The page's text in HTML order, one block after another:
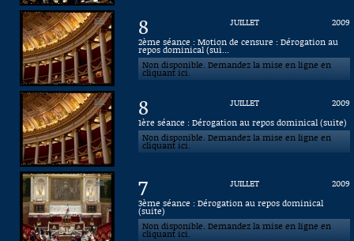
Évènements
Connaissance, Histoire
8 JUILLET
2009
2ème séance : Motion de censure : Dérogation au
repos dominical (sui...
Non disponible. Demandez la mise en ligne en
cliquant ici.
8 JUILLET
2009
1ère séance : Dérogation au repos dominical (suite)
Non disponible. Demandez la mise en ligne en
cliquant ici.
7 JUILLET
2009
3ème séance : Dérogation au repos dominical
(suite)
Non disponible. Demandez la mise en ligne en
cliquant ici.